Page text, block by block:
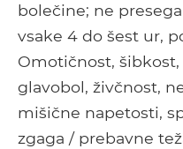
bolečine; ne
vsake 4 do šest ur,
Omotičnost,
glavobol, živčnost,
mišične napetosti,
zgaga / prebavne